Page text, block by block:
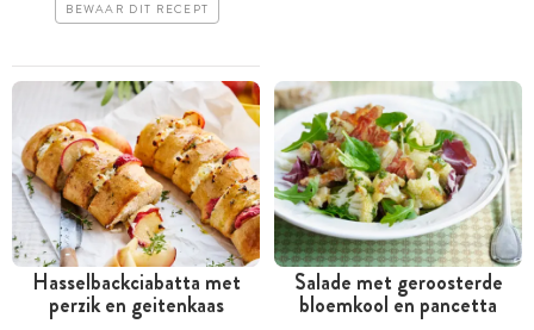
BEWAAR DIT RECEPT
Hasselbackciabatta met
perzik en geitenkaas
Salade met geroosterde
bloemkool en pancetta